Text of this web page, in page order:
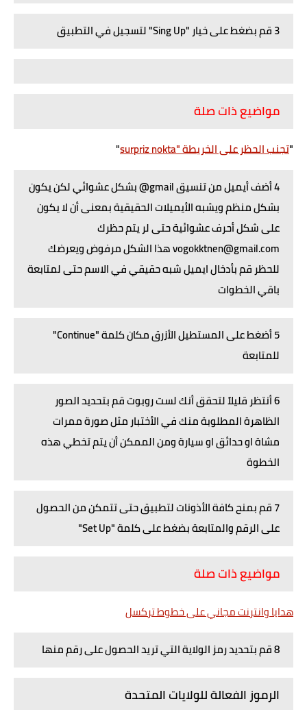
3 قم بضغط على خيار "Sing Up" لتسجيل في التطبيق
مواضيع ذات صلة
"تجنب الحظر على الخريطة "surpriz nokta
"
4 أضف أيميل من تنسيق gmail@ بشكل عشوائي
لكن يكون
بشكل منظم ويشبه الأيميلات الحقيقية بمعنى أن لا يكون
على شكل أحرف عشوائية حتى لر يتم حظرك
vogokktnen@gmail.comهذا الشكل مرفوض ويعرضك
للحظر قم بأدخال ايميل شبه حقيقي في الاسم حتى لمتابعة
باقي الخطوات
5 أضغط على المستطيل الأزرق مكان كلمة "Continue"
للمتابعة
6 أنتظر قليلاً لتحقق أنك لست روبوت قم بتحديد الصور
الظاهرة المطلوبة منك في الأختبار مثل صورة ممرات
مشاة او حدائق او سيارة ومن الممكن أن يتم تخطي هذه
الخطوة
7 قم بمنح كافة الأذونات لتطبيق حتى تتمكن من الحصول
على الرقم والمتابعة بضغط على كلمة "Set Up"
مواضيع ذات صلة
هدايا وانترنت مجاني على خطوط تركسل
8 قم بتحديد رمز الولاية التي تريد الحصول على رقم منها
الرموز الفعالة للولايات المتحدة